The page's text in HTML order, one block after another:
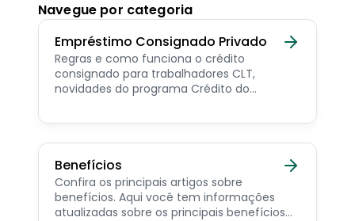
Navegue por categoria
Empréstimo Consignado Privado
Regras e como funciona o crédito
consignado para trabalhadores CLT,
novidades do programa Crédito do
consignado privado.
Benefícios
Confira os principais artigos sobre
benefícios. Aqui você tem informações
atualizadas sobre os principais benefícios